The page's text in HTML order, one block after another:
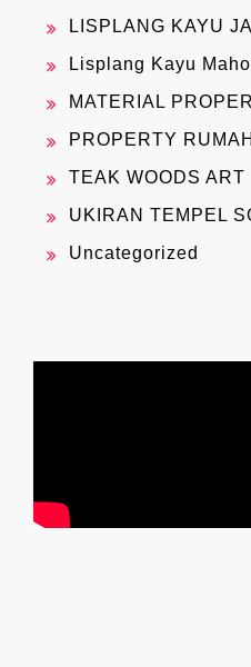
LISPLANG KAYU
Lisplang Kayu
MATERIAL
PROPERTY RUMAH
TEAK WOODS ART
UKIRAN TEMPEL
Uncategorized